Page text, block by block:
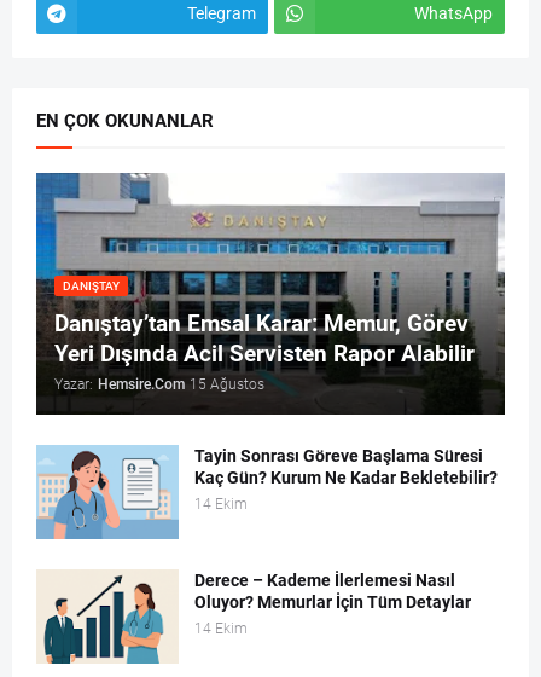
Telegram WhatsApp
EN ÇOK OKUNANLAR
DANIŞTAY
Danıştay’tan Emsal Karar: Memur, Görev
Yeri Dışında Acil Servisten Rapor Alabilir
Yazar: Hemsire.Com 15 Ağustos
Tayin Sonrası Göreve Başlama Süresi
Kaç Gün? Kurum Ne Kadar Bekletebilir?
14 Ekim
Derece – Kademe İlerlemesi Nasıl
Oluyor? Memurlar İçin Tüm Detaylar
14 Ekim